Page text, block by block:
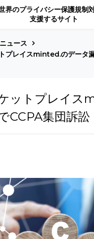
界のプライバシー保護規制
支援するサイト
ニュース
プレイスminted.のデータ
ットプレイス
CCPA集団訴訟